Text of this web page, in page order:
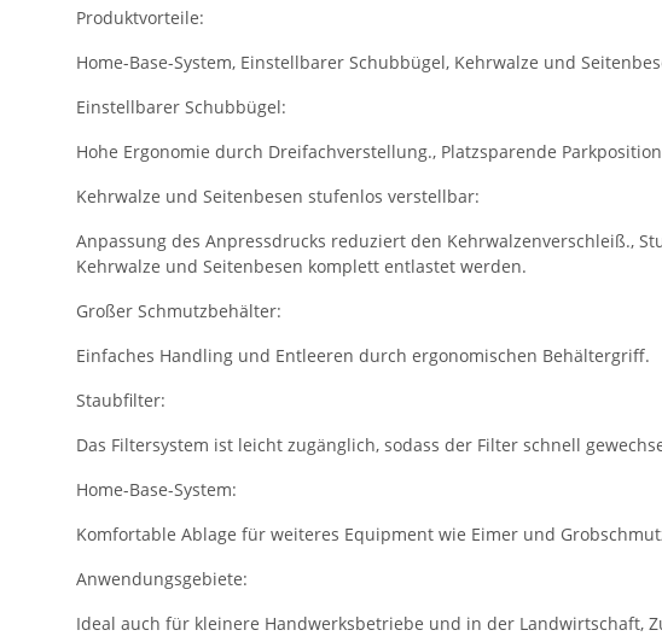
Produktvorteile:
Home-Base-System, Einstellbarer Schubbügel, Kehrwalze und
Einstellbarer Schubbügel:
Hohe Ergonomie durch Dreifachverstellung., Platzsparende
Kehrwalze und Seitenbesen stufenlos verstellbar:
Anpassung des Anpressdrucks reduziert den Kehrwalzenverschleiß.,
Kehrwalze und Seitenbesen komplett entlastet werden.
Großer Schmutzbehälter:
Einfaches Handling und Entleeren durch ergonomischen Behältergriff.
Staubfilter:
Das Filtersystem ist leicht zugänglich, sodass der Filter schnell
Home-Base-System:
Komfortable Ablage für weiteres Equipment wie Eimer und
Anwendungsgebiete:
Ideal auch für kleinere Handwerksbetriebe und in der Landwirtschaft,